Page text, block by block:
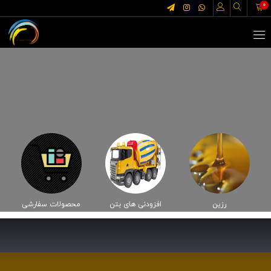
0
محصولات سفارشی افزودنی های بتن رزین